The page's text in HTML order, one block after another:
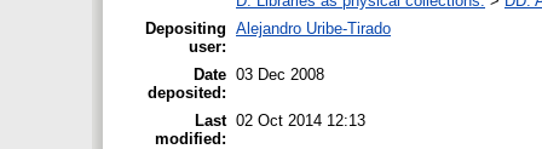
Depositing
user:
Alejandro Uribe-Tirado
Date
deposited:
03 Dec 2008
Last
modified:
02 Oct 2014 12:13